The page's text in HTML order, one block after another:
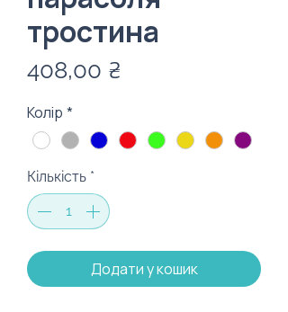
тростина
408,00 ₴
Колір *
Кількість *
Додати у кошик